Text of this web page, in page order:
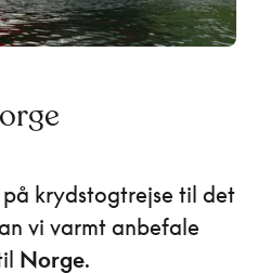
krydstogtrejse til det
vi varmt anbefale
Norge.